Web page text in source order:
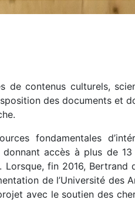
de contenus culturels,
des documents et
fondamentales
accès à plus de
fin 2016, Bertrand
de l’Université des
avec le soutien des